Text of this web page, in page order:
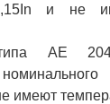
и не
типа АЕ
имеют